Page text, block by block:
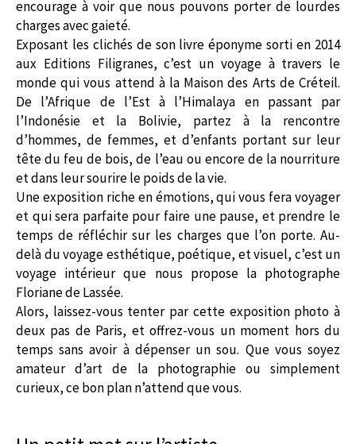
encourage à voir que nous pouvons porter de lourdes
charges avec gaieté.
Exposant les clichés de son livre éponyme sorti en 2014
aux Editions Filigranes, c’est un voyage à travers le
monde qui vous attend à la Maison des Arts de Créteil.
De l’Afrique de l’Est à l’Himalaya en passant par
l’Indonésie et la Bolivie, partez à la rencontre
d’hommes, de femmes, et d’enfants portant sur leur
tête du feu de bois, de l’eau ou encore de la nourriture
et dans leur sourire le poids de la vie.
Une exposition riche en émotions, qui vous fera voyager
et qui sera parfaite pour faire une pause, et prendre le
temps de réfléchir sur les charges que l’on porte. Au-
delà du voyage esthétique, poétique, et visuel, c’est un
voyage intérieur que nous propose la photographe
Floriane de Lassée.
Alors, laissez-vous tenter par cette exposition photo à
deux pas de Paris, et offrez-vous un moment hors du
temps sans avoir à dépenser un sou. Que vous soyez
amateur d’art de la photographie ou simplement
curieux, ce bon plan n’attend que vous.